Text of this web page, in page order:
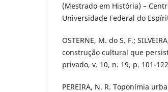
(Mestrado em História) –
Universidade Federal do
OSTERNE, M. do S. F.;
construção cultural que
privado, v. 10, n. 19, p. 101-
PEREIRA, N. R. Toponímia